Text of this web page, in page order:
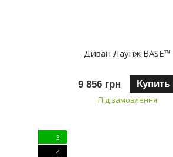
Диван Лаунж BASE™
9 856 грн Купить
Під замовлення
3
4